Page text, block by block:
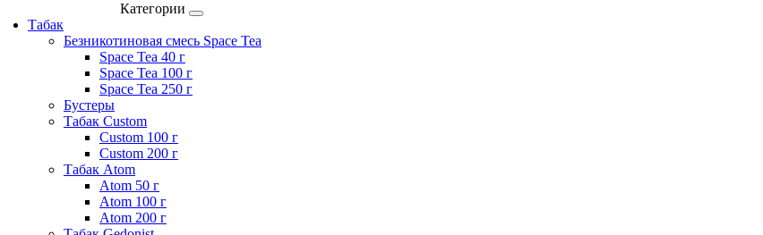
Категории
Табак
Безникотиновая смесь Space Tea
Space Tea 40 г
Space Tea 100 г
Space Tea 250 г
Бустеры
Табак Custom
Custom 100 г
Custom 200 г
Табак Atom
Atom 50 г
Atom 100 г
Atom 200 г